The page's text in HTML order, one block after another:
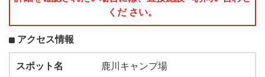
くだ さい。
アクセス情報
スポット名
鹿川キャンプ場